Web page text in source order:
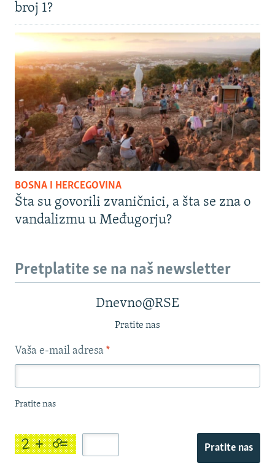
broj 1?
BOSNA I HERCEGOVINA
Šta su govorili zvaničnici, a šta se zna o
vandalizmu u Međugorju?
Pretplatite se na naš newsletter
Dnevno@RSE
Pratite nas
Vaša e-mail adresa *
Pratite nas
Pratite nas